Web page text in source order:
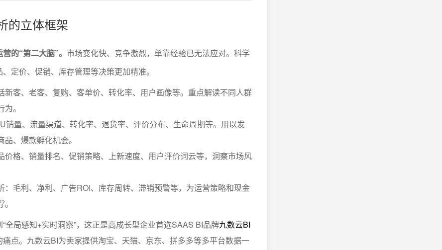
的立体框架
的“第二大脑”。 市场变化快、竞争激烈，单靠经验已无法应对。科学
定价、促销、库存管理等决策更加精准。
新客、老客、复购、客单价、转化率、用户画像等。重点解读不同人群
。
销量、流量渠道、转化率、退货率、评价分布、生命周期等。用以发
、爆款孵化机会。
价格、销量排名、促销策略、上新速度、用户评价词云等，洞察市场风
：毛利、净利、广告ROI、库存周转、滞销预警等，为运营策略和现金
全局感知+实时洞察”，这正是高成长型企业首选SAAS BI品牌九数云BI
痛点。九数云BI为卖家提供淘宝、天猫、京东、拼多多等多平台数据一